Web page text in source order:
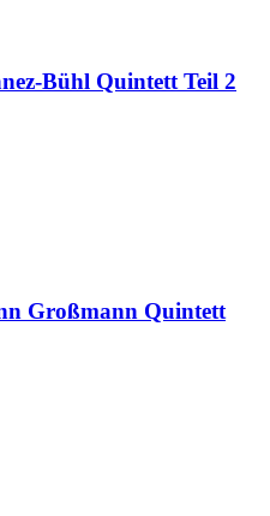
Bühl Quintett Teil 2
Großmann Quintett